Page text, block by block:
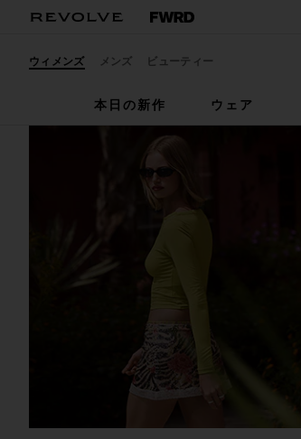
ウィメンズ メンズ ビューティー
本日の新作
ウェア